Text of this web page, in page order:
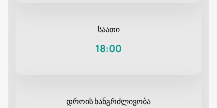
საათი
18:00
დროის ხანგრძლივობა